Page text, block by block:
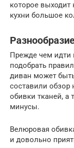
которое выходит
кухни большое
Прежде чем идти
подобрать
диван может
составили обзор
обивки тканей, а
минусы.
Велюровая
и довольно